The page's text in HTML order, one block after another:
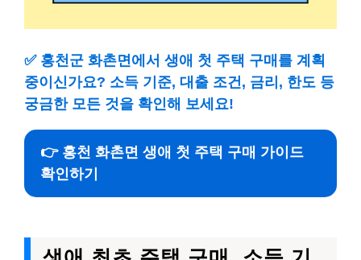
✅ 홍천군 화촌면에서 생애 첫 주택 구매를 계획
중이신가요? 소득 기준, 대출 조건, 금리, 한도 등
궁금한 모든 것을 확인해 보세요!
👉 홍천 화촌면 생애 첫 주택 구매 가이드
확인하기